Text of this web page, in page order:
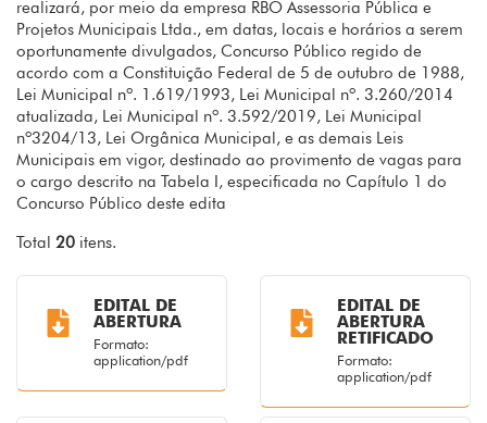
realizará, por meio da empresa RBO Assessoria Pública e
Projetos Municipais Ltda., em datas, locais e horários a serem
oportunamente divulgados, Concurso Público regido de
acordo com a Constituição Federal de 5 de outubro de 1988,
Lei Municipal nº. 1.619/1993, Lei Municipal nº. 3.260/2014
atualizada, Lei Municipal nº. 3.592/2019, Lei Municipal
nº3204/13, Lei Orgânica Municipal, e as demais Leis
Municipais em vigor, destinado ao provimento de vagas para
o cargo descrito na Tabela I, especificada no Capítulo 1 do
Concurso Público deste edita
Total 20 itens.
EDITAL DE
ABERTURA
Formato:
application/pdf
EDITAL DE
ABERTURA
RETIFICADO
Formato:
application/pdf